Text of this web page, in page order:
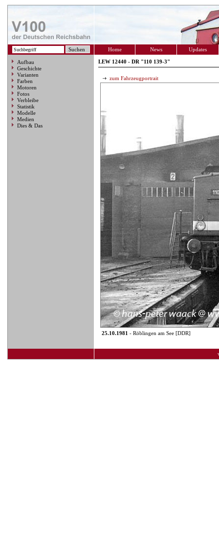
Home News Updates
Aufbau
Geschichte
Varianten
Farben
Motoren
Fotos
Verbleibe
Statistik
Modelle
Medien
Dies & Das
LEW 12440 - DR "110 139-3"
zum Fahrzeugportrait
25.10.1981 - Röblingen am See [DDR]